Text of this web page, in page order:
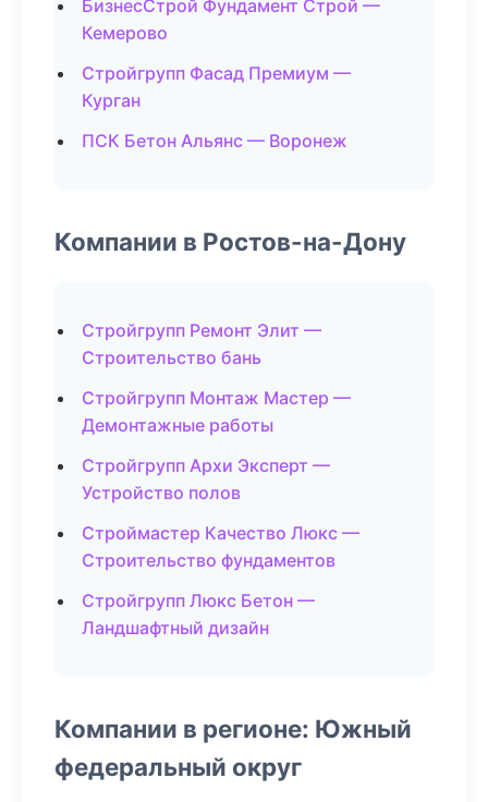
БизнесСтрой Фундамент Строй —
Кемерово
Стройгрупп Фасад Премиум —
Курган
ПСК Бетон Альянс — Воронеж
Компании в Ростов-на-Дону
Стройгрупп Ремонт Элит —
Строительство бань
Стройгрупп Монтаж Мастер —
Демонтажные работы
Стройгрупп Архи Эксперт —
Устройство полов
Строймастер Качество Люкс —
Строительство фундаментов
Стройгрупп Люкс Бетон —
Ландшафтный дизайн
Компании в регионе: Южный
федеральный округ